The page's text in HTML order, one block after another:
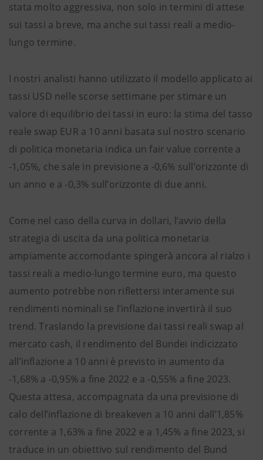
stata molto aggressiva, non solo in termini di attese
sui tassi a breve, ma anche sui tassi reali a medio-
lungo termine.
I nostri analisti hanno utilizzato il modello applicato ai
tassi USD nelle scorse settimane per stimare un
valore di equilibrio dei tassi in euro: la stima del tasso
reale swap EUR a 10 anni basata sul nostro scenario
di politica monetaria indica un fair value corrente a
-1,05%, che sale in previsione a -0,6% sull’orizzonte di
un anno e a -0,3% sull’orizzonte di due anni.
Come nel caso della curva in dollari, l’avvio della
strategia di uscita da una politica monetaria
ampiamente accomodante spingerà ancora al rialzo i
tassi reali a medio-lungo termine euro, ma questo
aumento potrebbe non riflettersi interamente sui
rendimenti nominali se l’inflazione invertirà il suo
trend. Traslando la previsione dai tassi reali swap al
mercato cash, il rendimento del Bundei indicizzato
all’inflazione a 10 anni è previsto in aumento da
-1,68% a -0,95% a fine 2022 e a -0,55% a fine 2023.
Questa attesa, accompagnata da una previsione di
calo dell’inflazione di breakeven a 10 anni dall’1,85%
corrente a 1,63% a fine 2022 e a 1,45% a fine 2023, si
traduce in un obiettivo sul rendimento del Bund